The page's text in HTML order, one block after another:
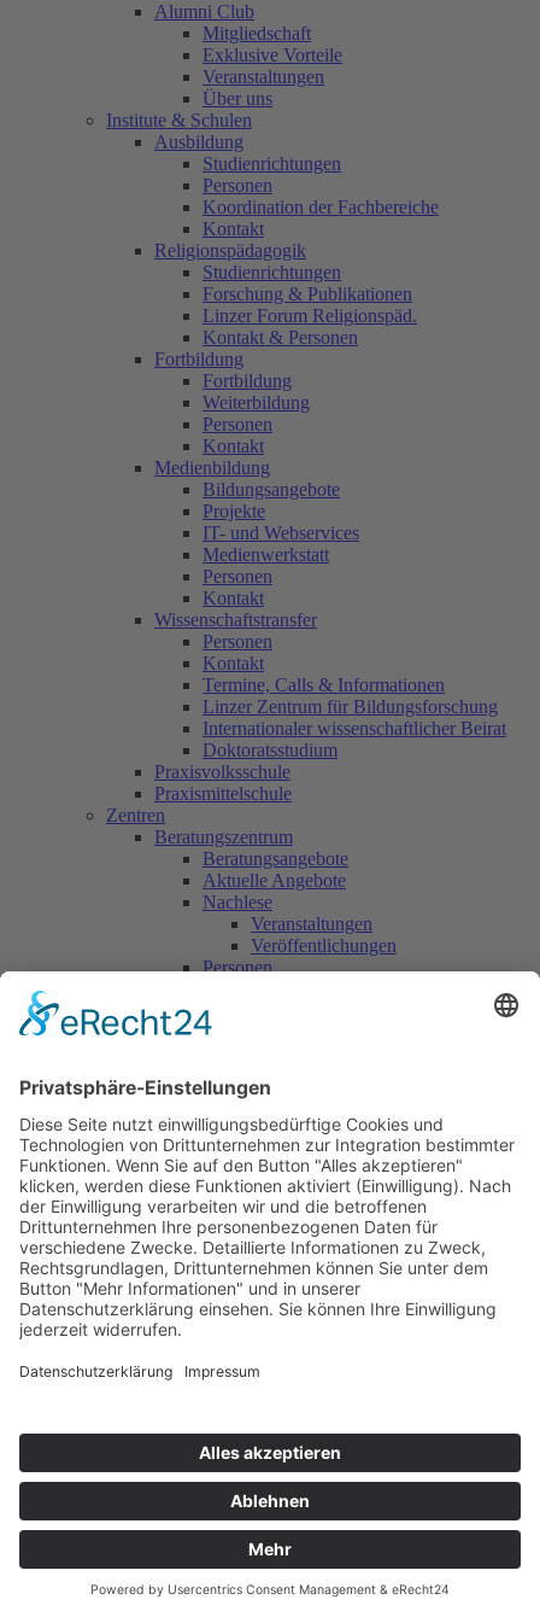
Alumni Club
Mitgliedschaft
Exklusive Vorteile
Veranstaltungen
Über uns
Institute & Schulen
Ausbildung
Studienrichtungen
Personen
Koordination der Fachbereiche
Kontakt
Religionspädagogik
Studienrichtungen
Forschung & Publikationen
Linzer Forum Religionspäd.
Kontakt & Personen
Fortbildung
Fortbildung
Weiterbildung
Personen
Kontakt
Medienbildung
Bildungsangebote
Projekte
IT- und Webservices
Medienwerkstatt
Personen
Kontakt
Wissenschaftstransfer
Personen
Kontakt
Termine, Calls & Informationen
Linzer Zentrum für Bildungsforschung
Internationaler wissenschaftlicher Beirat
Doktoratsstudium
Praxisvolksschule
Praxismittelschule
Zentren
Beratungszentrum
Beratungsangebote
Aktuelle Angebote
Nachlese
Veranstaltungen
Veröffentlichungen
Personen
Weiterbildung
DIB
Plattform Inklusive Pädagogik
Publikationen und Berichte
Archiv
Fachstelle für Gender- und
Diversitätskompetenz
Netzwerke
Personen und Schwerpunkte
Kontakt
ZIB
Päd. Praktische Studien
Päd. Prakt. Studien
Kooperationen & Initiativen
L.E.V.
Nachlese
Soziales Engagement
Materialien und Links
Personen
Kontakt
ÖKOLOG/PILGRIM
Aktuelles